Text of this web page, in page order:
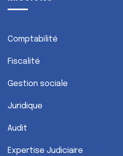
Comptabilité
Fiscalité
Gestion sociale
Juridique
Audit
Expertise Judiciaire